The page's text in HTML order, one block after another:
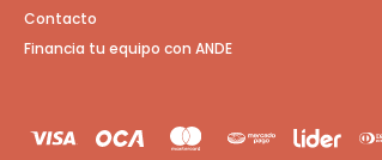
Contacto
Financia tu equipo con ANDE